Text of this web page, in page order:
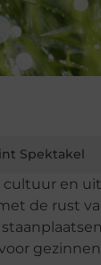
Spektakel
en
de rust